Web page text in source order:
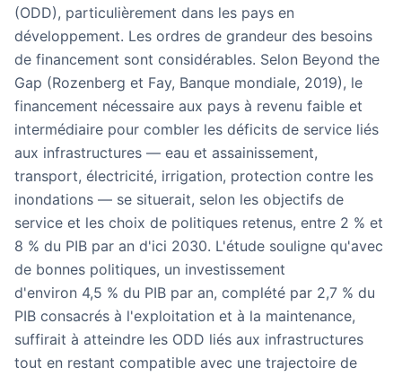
(ODD), particulièrement dans les pays en
développement. Les ordres de grandeur des besoins
de financement sont considérables. Selon Beyond the
Gap (Rozenberg et Fay, Banque mondiale, 2019), le
financement nécessaire aux pays à revenu faible et
intermédiaire pour combler les déficits de service liés
aux infrastructures — eau et assainissement,
transport, électricité, irrigation, protection contre les
inondations — se situerait, selon les objectifs de
service et les choix de politiques retenus, entre 2 % et
8 % du PIB par an d'ici 2030. L'étude souligne qu'avec
de bonnes politiques, un investissement
d'environ 4,5 % du PIB par an, complété par 2,7 % du
PIB consacrés à l'exploitation et à la maintenance,
suffirait à atteindre les ODD liés aux infrastructures
tout en restant compatible avec une trajectoire de